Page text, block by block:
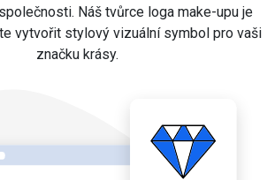
Náš tvůrce loga make-upu je
vytvořit stylový vizuální symbol pro vaši
značku krásy.